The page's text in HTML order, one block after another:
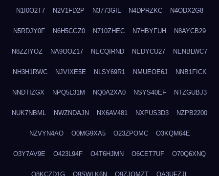
N1I0O2T7 N2V1FD2P N3773GIL N4DPRZKC N4ODX2G8
N5RDJY0F N6H5CGZ0 N710ZHEC N7HBYFUH N8AYCB29
N8ZZIYOZ NA9OOZ17 NECQIRND NEDYCU27 NENBLWC7
NH3H1RWC NJVIXE5E NLSY69R1 NMUEOE6J NNB1FICK
NNDTIZGX NPQ5L31M NQ0A2XA0 NSYS40EF NTZGUBJ3
NUK7NBML NWZNDAJN NX6AV481 NXPUS3D3 NZPB2200
NZVYN4AO O0MG9XA5 O23ZPOMC O3KQM64E
O3Y7AV9E O423L94F O4T6HJMN O6CET7UF O70Q6XNQ
O8KCZD1G O9SWLK6N O9ZJOMZT OA3UFZJL